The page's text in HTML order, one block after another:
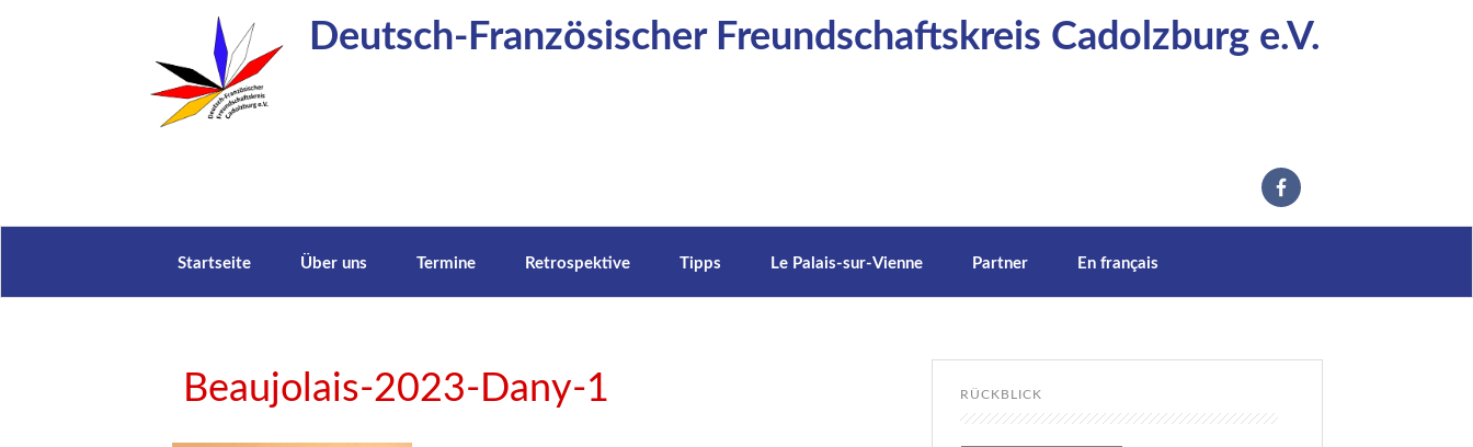
Deutsch-Französischer Freundschaftskreis Cadolzburg e.V.
Startseite Über uns Termine Retrospektive Tipps Le Palais-sur-Vienne Partner En français
Beaujolais-2023-Dany-1 RÜCKBLICK